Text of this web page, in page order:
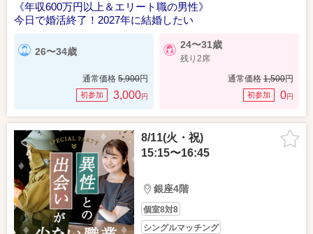
《年収600万円以上＆エリート職の男性》
今日で婚活終了！2027年に結婚したい
26〜34歳
通常価格 5,900円
初参加 3,000円
24〜31歳
残り2席
通常価格 1,500円
初参加 0円
8/11(火・祝)
15:15〜16:45
銀座4階
個室8対8
シングルマッチング